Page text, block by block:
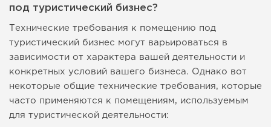
под туристический бизнес?
Технические требования к помещению под
туристический бизнес могут варьироваться в
зависимости от характера вашей деятельности и
конкретных условий вашего бизнеса. Однако вот
некоторые общие технические требования, которые
часто применяются к помещениям, используемым
для туристической деятельности: